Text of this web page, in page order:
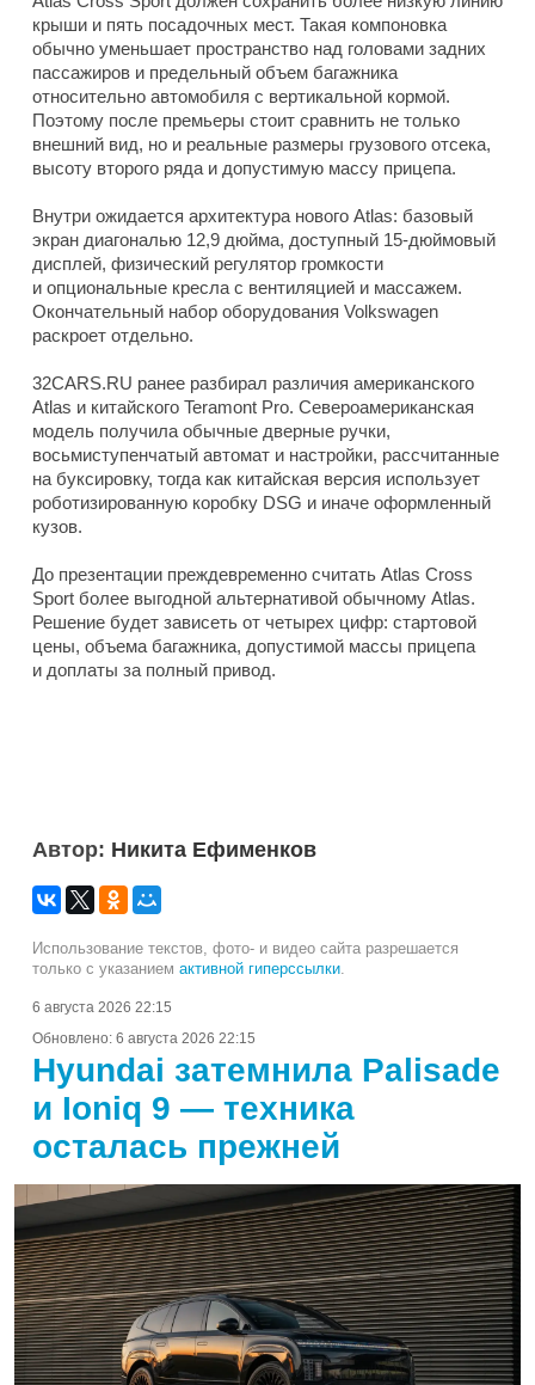
крыши и пять посадочных мест. Такая компоновка
обычно уменьшает пространство над головами задних
пассажиров и предельный объем багажника
относительно автомобиля с вертикальной кормой.
Поэтому после премьеры стоит сравнить не только
внешний вид, но и реальные размеры грузового отсека,
высоту второго ряда и допустимую массу прицепа.
Внутри ожидается архитектура нового Atlas: базовый
экран диагональю 12,9 дюйма, доступный 15-дюймовый
дисплей, физический регулятор громкости
и опциональные кресла с вентиляцией и массажем.
Окончательный набор оборудования Volkswagen
раскроет отдельно.
32CARS.RU ранее разбирал различия американского
Atlas и китайского Teramont Pro. Североамериканская
модель получила обычные дверные ручки,
восьмиступенчатый автомат и настройки, рассчитанные
на буксировку, тогда как китайская версия использует
роботизированную коробку DSG и иначе оформленный
кузов.
До презентации преждевременно считать Atlas Cross
Sport более выгодной альтернативой обычному Atlas.
Решение будет зависеть от четырех цифр: стартовой
цены, объема багажника, допустимой массы прицепа
и доплаты за полный привод.
Автор: Никита Ефименков
Использование текстов, фото- и видео сайта разрешается
только с указанием активной гиперссылки.
6 августа 2026 22:15
Обновлено: 6 августа 2026 22:15
Hyundai затемнила Palisade
и Ioniq 9 — техника
осталась прежней